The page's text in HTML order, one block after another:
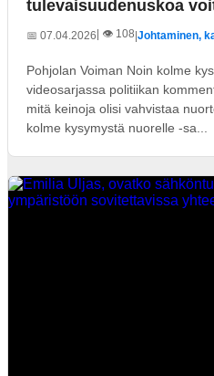
tulevaisuudenuskoa
📅 07.04.2026 | 👁️ 108|Johtaminen,
Pohjolan Voiman Noin kolme
videosarjassa politiikan
mitä keinoja olisi vahvistaa
kolme kysymystä nuorelle -sa...